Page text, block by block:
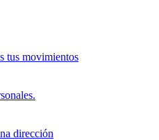
tus movimientos
dirección